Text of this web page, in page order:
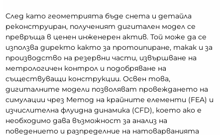
След като геометрията бъде снета и детайла
реконструиран, полученият дигитален модел се
превръща в ценен инженерен актив. Той може да се
използва директо както за протоипиране, такак и за
производство на резервни части, извършване на
метрологичен контрол и подобряване на
съществуващи конструкции. Освен това,
дигиталните модели позволяват провеждането на
симулации чрез Метод на крайните елементи (FEA) и
изчислителна флуидна динамика (CFD), което ако е
необходимо дава възможност за анализ на
поведението и разпределние на натоварванията